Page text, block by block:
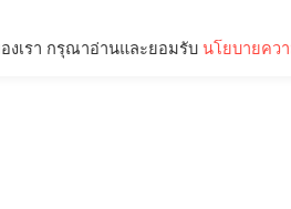
งเรา กรุณาอ่านและยอมรับ นโยบายคว